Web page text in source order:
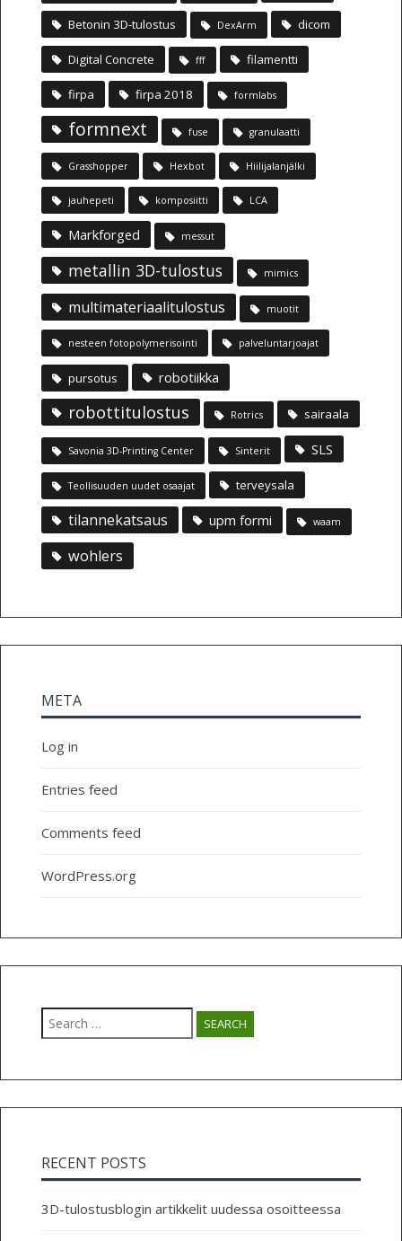
Betonin 3D-tulostus DexArm dicom
Digital Concrete fff filamentti
firpa firpa 2018 formlabs
formnext fuse granulaatti
Grasshopper Hexbot Hiilijalanjälki
jauhepeti komposiitti LCA
Markforged messut
metallin 3D-tulostus mimics
multimateriaalitulostus muotit
nesteen fotopolymerisointi palveluntarjoajat
pursotus robotiikka
robottitulostus Rotrics sairaala
Savonia 3D-Printing Center Sinterit SLS
Teollisuuden uudet osaajat terveysala
tilannekatsaus upm formi waam
wohlers
META
Log in
Entries feed
Comments feed
WordPress.org
Search
for:
RECENT POSTS
3D-tulostusblogin artikkelit uudessa osoitteessa